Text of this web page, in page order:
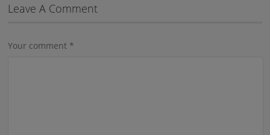
Leave A Comment
Your comment *